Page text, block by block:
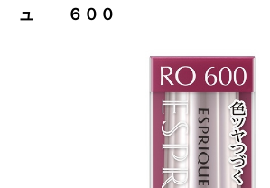
ュ ６００